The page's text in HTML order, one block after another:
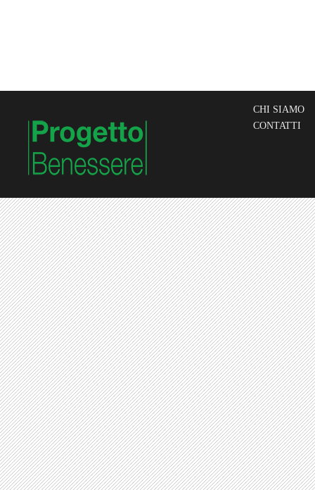
CHI SIAMO
CONTATTI